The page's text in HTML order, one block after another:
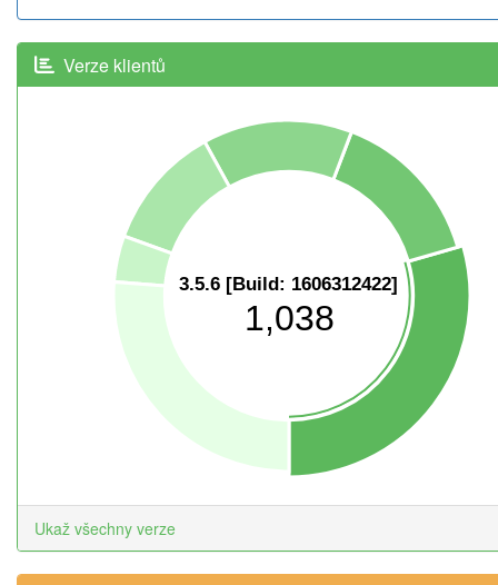
Verze klientů
3.5.6 [Build: 1606312422]
1,038
Ukaž všechny verze